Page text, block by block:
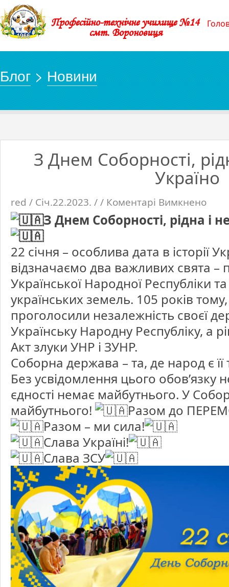
Професійно-технічне училище №14
смт. Вороновиця
Блог>Новини
З Днем Соборності,
Україно
red / Січ.22.2023. / / Коментарі ВимкненоЗ
рідна
З Днем Соборності, рідна і
22 січня – особлива дата в історії
відзначаємо два важливих свята
Української Народної Республіки
українських земель. 105 років тому,
проголосили незалежність своєї
Українську Народну Республіку, а
Акт злуки УНР і ЗУНР.
Соборна держава – та, де народ є
Без усвідомлення цього обов’язку
єдності немає майбутнього. У
майбутнього!
Разом до
Разом – ми сила!
Слава Україні!
Слава ЗСУ